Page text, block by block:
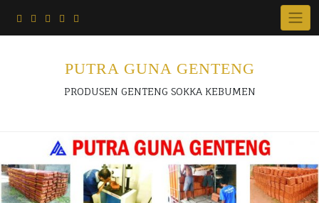
PUTRA GUNA GENTENG
PRODUSEN GENTENG SOKKA KEBUMEN